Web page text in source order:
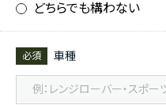
どちらでも構わない
必須 車種